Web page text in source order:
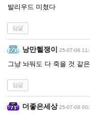
발리우드 미쳤다
답글
낭만헬쟁이 25-07-06
그냥 놔둬도 다 죽을 것 같
답글
더좋은세상 25-07-08